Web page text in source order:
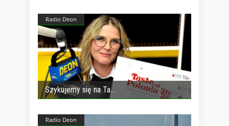
Radio Deon
Szykujemy się na Ta
Radio Deon